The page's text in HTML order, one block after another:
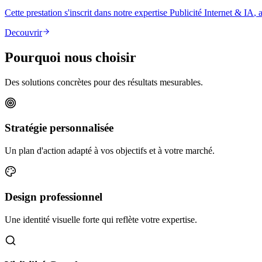
Cette prestation s'inscrit dans notre expertise Publicité Internet & IA,
Decouvrir
Pourquoi nous choisir
Des solutions concrètes pour des résultats mesurables.
Stratégie personnalisée
Un plan d'action adapté à vos objectifs et à votre marché.
Design professionnel
Une identité visuelle forte qui reflète votre expertise.